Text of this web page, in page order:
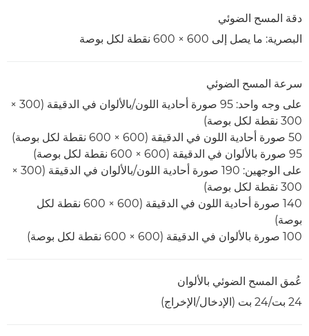
دقة المسح الضوئي
البصرية: ما يصل إلى 600 × 600 نقطة لكل بوصة
سرعة المسح الضوئي
على وجه واحد: 95 صورة أحادية اللون/بالألوان في الدقيقة (300 ×
300 نقطة لكل بوصة)
50 صورة أحادية اللون في الدقيقة (600 × 600 نقطة لكل بوصة)
95 صورة بالألوان في الدقيقة (600 × 600 نقطة لكل بوصة)
على الوجهين: 190 صورة أحادية اللون/بالألوان في الدقيقة (300 ×
300 نقطة لكل بوصة)
140 صورة أحادية اللون في الدقيقة (600 × 600 نقطة لكل
بوصة)
100 صورة بالألوان في الدقيقة (600 × 600 نقطة لكل بوصة)
عُمق المسح الضوئي بالألوان
24 بت/24 بت (الإدخال/الإخراج)